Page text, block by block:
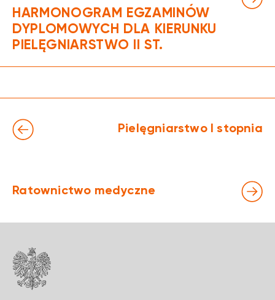
HARMONOGRAM EGZAMINÓW
DYPLOMOWYCH DLA KIERUNKU
PIELĘGNIARSTWO II ST.
Pielęgniarstwo I stopnia
Ratownictwo medyczne